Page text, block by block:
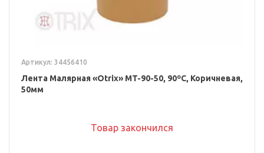
Артикул: 34456410
Лента Малярная «Otrix» MT-90-50, 90ºС, Коричневая,
50мм
Товар закончился